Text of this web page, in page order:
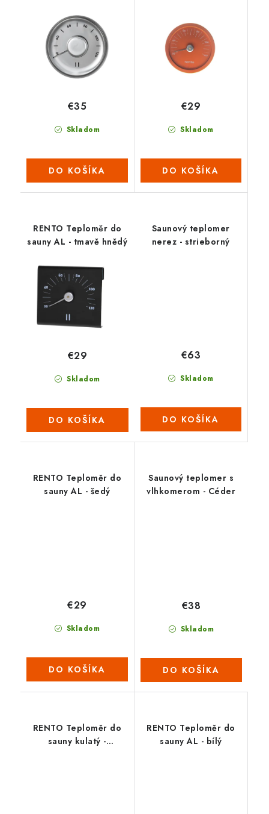
Skladom
€35
DO KOŠÍKA
Skladom
€29
DO KOŠÍKA
RENTO Teploměr do
sauny AL - tmavě hnědý
Skladom
€29
DO KOŠÍKA
Saunový teplomer
nerez - strieborný
Skladom
€63
DO KOŠÍKA
RENTO Teploměr do
sauny AL - šedý
Skladom
€29
DO KOŠÍKA
Saunový teplomer s
vlhkomerom - Céder
Skladom
€38
DO KOŠÍKA
RENTO Teploměr do
sauny kulatý -
RENTO Teploměr do
sauny AL - bílý